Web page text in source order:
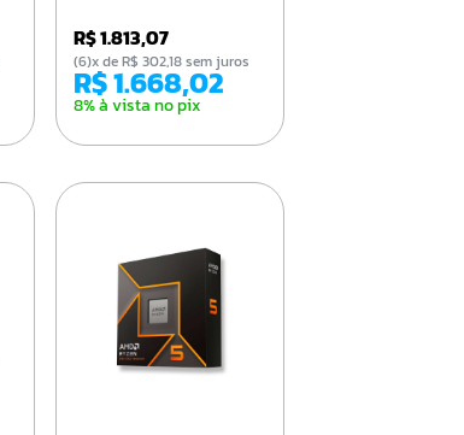
R$ 1.813,07
R$ 1.668,02
8% à vista no pix
(6)x de R$ 302,18 sem juros